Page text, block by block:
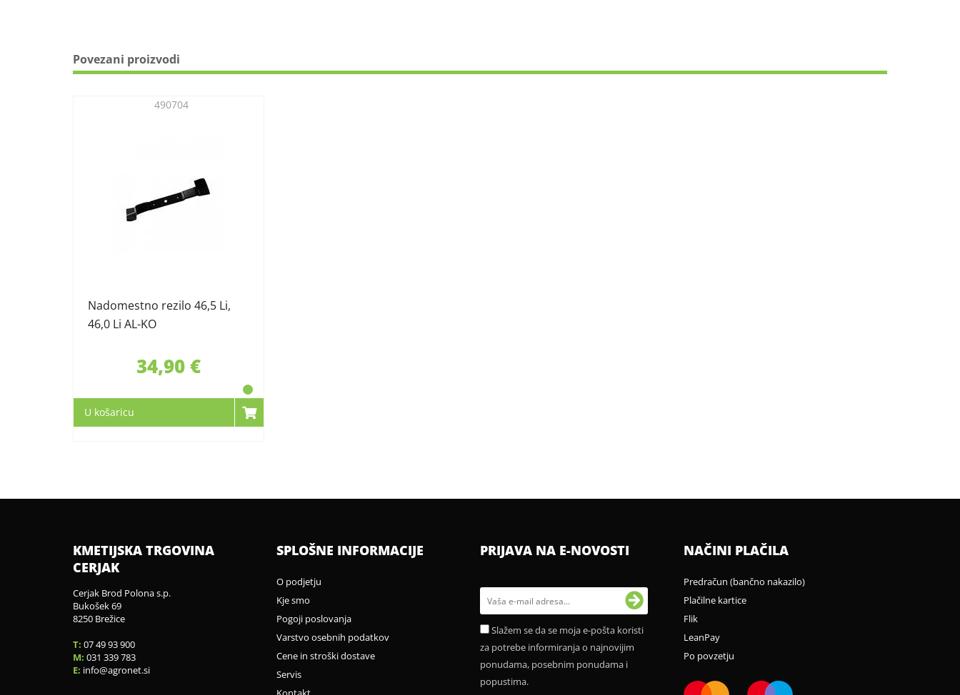
Povezani proizvodi
Nadomestno rezilo 46,5 Li,
46,0 Li AL-KO
490704
34,90 €
U košaricu
KMETIJSKA TRGOVINA
CERJAK
Cerjak Brod Polona s.p.
Bukošek 69
8250 Brežice
T: 07 49 93 900
M: 031 339 783
E: info agronet.si
SPLOŠNE INFORMACIJE
O podjetju
Kje smo
Pogoji poslovanja
Varstvo osebnih podatkov
Cene in stroški dostave
Servis
PRIJAVA NA E-NOVOSTI
Slažem se da se moja e-pošta koristi
za potrebe informiranja o najnovijim
ponudama, posebnim ponudama i
popustima.
NAČINI PLAČILA
Predračun (bančno nakazilo)
Plačilne kartice
Flik
LeanPay
Po povzetju